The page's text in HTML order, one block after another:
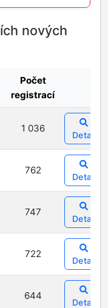
nových
Počet
registrací
1 036
Detail
762
Detail
747
Detail
722
Detail
644
Detail